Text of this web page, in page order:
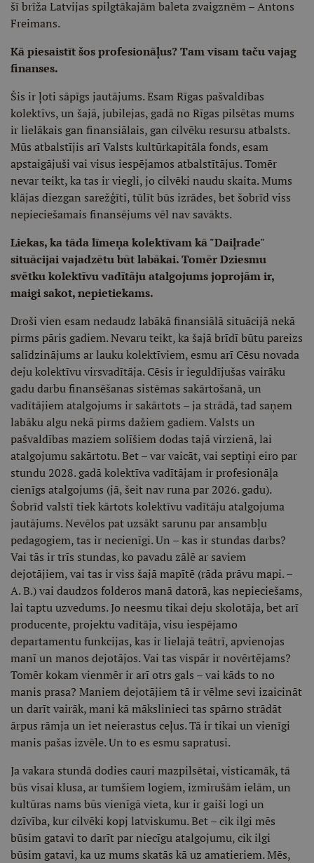
šī brīža Latvijas spilgtākajām baleta zvaigznēm – Antons
Freimans.
Kā piesaistīt šos profesionāļus? Tam visam taču vajag
finanses.
Šis ir ļoti sāpīgs jautājums. Esam Rīgas pašvaldības
kolektīvs, un šajā, jubilejas, gadā no Rīgas pilsētas mums
ir lielākais gan finansiālais, gan cilvēku resursu atbalsts.
Mūs atbalstījis arī Valsts kultūrkapitāla fonds, esam
apstaigājuši vai visus iespējamos atbalstītājus. Tomēr
nevar teikt, ka tas ir viegli, jo cilvēki naudu skaita. Mums
klājas diezgan sarežģīti, tūlīt būs izrādes, bet šobrīd viss
nepieciešamais finansējums vēl nav savākts.
Liekas, ka tāda līmeņa kolektīvam kā "Daiļrade"
situācijai vajadzētu būt labākai. Tomēr Dziesmu
svētku kolektīvu vadītāju atalgojums joprojām ir,
maigi sakot, nepietiekams.
Droši vien esam nedaudz labākā finansiālā situācijā nekā
pirms pāris gadiem. Nevaru teikt, ka šajā brīdī būtu pareizs
salīdzinājums ar lauku kolektīviem, esmu arī Cēsu novada
deju kolektīvu virsvadītāja. Cēsis ir ieguldījušas vairāku
gadu darbu finansēšanas sistēmas sakārtošanā, un
vadītājiem atalgojums ir sakārtots – ja strādā, tad saņem
labāku algu nekā pirms dažiem gadiem. Valsts un
pašvaldības maziem solīšiem dodas tajā virzienā, lai
atalgojumu sakārtotu. Bet – var vaicāt, vai septiņi eiro par
stundu 2028. gadā kolektīva vadītājam ir profesionāļa
cienīgs atalgojums (jā, šeit nav runa par 2026. gadu).
Šobrīd valstī tiek kārtots kolektīvu vadītāju atalgojuma
jautājums. Nevēlos pat uzsākt sarunu par ansambļu
pedagogiem, tas ir necienīgi. Un – kas ir stundas darbs?
Vai tās ir trīs stundas, ko pavadu zālē ar saviem
dejotājiem, vai tas ir viss šajā mapītē (rāda prāvu mapi. –
A. B.) vai daudzos folderos manā datorā, kas nepieciešams,
lai taptu uzvedums. Jo neesmu tikai deju skolotāja, bet arī
producente, projektu vadītāja, visu iespējamo
departamentu funkcijas, kas ir lielajā teātrī, apvienojas
manī un manos dejotājos. Vai tas vispār ir novērtējams?
Tomēr kokam vienmēr ir arī otrs gals – vai kāds to no
manis prasa? Maniem dejotājiem tā ir vēlme sevi izaicināt
un darīt vairāk, mani kā mākslinieci tas spārno strādāt
ārpus rāmja un iet neierastus ceļus. Tā ir tikai un vienīgi
manis pašas izvēle. Un to es esmu sapratusi.
Ja vakara stundā dodies cauri mazpilsētai, visticamāk, tā
būs visai klusa, ar tumšiem logiem, izmirušām ielām, un
kultūras nams būs vienīgā vieta, kur ir gaiši logi un
dzīvība, kur cilvēki kopj latviskumu. Bet – cik ilgi mēs
būsim gatavi to darīt par niecīgu atalgojumu, cik ilgi
būsim gatavi, ka uz mums skatās kā uz amatieriem. Mēs,